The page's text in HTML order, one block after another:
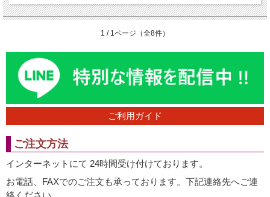
1 / 1ページ（全8件）
ご利用ガイド
ご注文方法
インターネットにて 24時間受け付けております。
お電話、FAXでのご注文も承っております。下記連絡先へご連
絡ください。